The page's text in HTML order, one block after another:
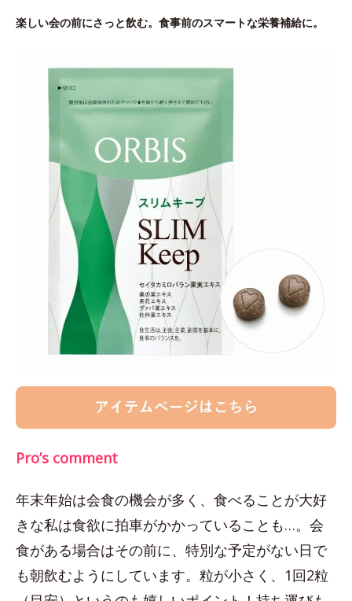
楽しい会の前にさっと飲む。食事前のスマートな栄養補給に。
Pro’s comment
年末年始は会食の機会が多く、食べることが大好
きな私は食欲に拍車がかかっていることも…。会
食がある場合はその前に、特別な予定がない日で
も朝飲むようにしています。粒が小さく、1回2粒